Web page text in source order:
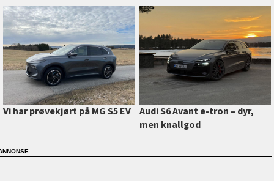
Vi har prøvekjørt på MG S5 EV
Audi S6 Avant e-tron –⁠ dyr,
men knallgod